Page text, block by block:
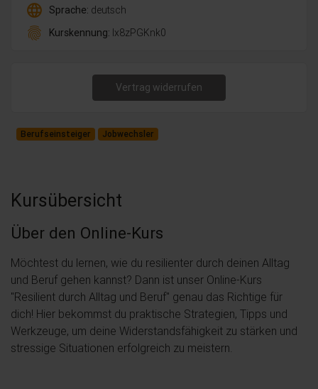
language Sprache: deutsch
fingerprint Kurskennung: lx8zPGKnk0
Vertrag widerrufen
Berufseinsteiger Jobwechsler
Kursübersicht
Über den Online-Kurs
Möchtest du lernen, wie du resilienter durch deinen Alltag
und Beruf gehen kannst? Dann ist unser Online-Kurs
"Resilient durch Alltag und Beruf" genau das Richtige für
dich! Hier bekommst du praktische Strategien, Tipps und
Werkzeuge, um deine Widerstandsfähigkeit zu stärken und
stressige Situationen erfolgreich zu meistern.